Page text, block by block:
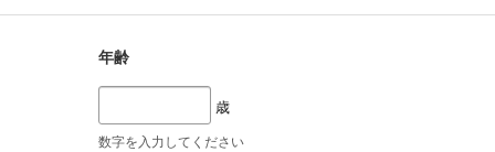
年齢
歳
数字を入力してください